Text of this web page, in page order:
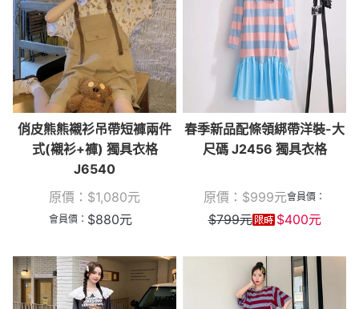
俏皮熊熊襯衫吊帶短褲兩件
式(襯衫+褲) 獨具衣格
J6540
原價： $1,080元
會員價： $880元
春季新品配條領綁帶洋裝-大
尺碼 J2456 獨具衣格
原價： $999元會員價：
$799元 $400元